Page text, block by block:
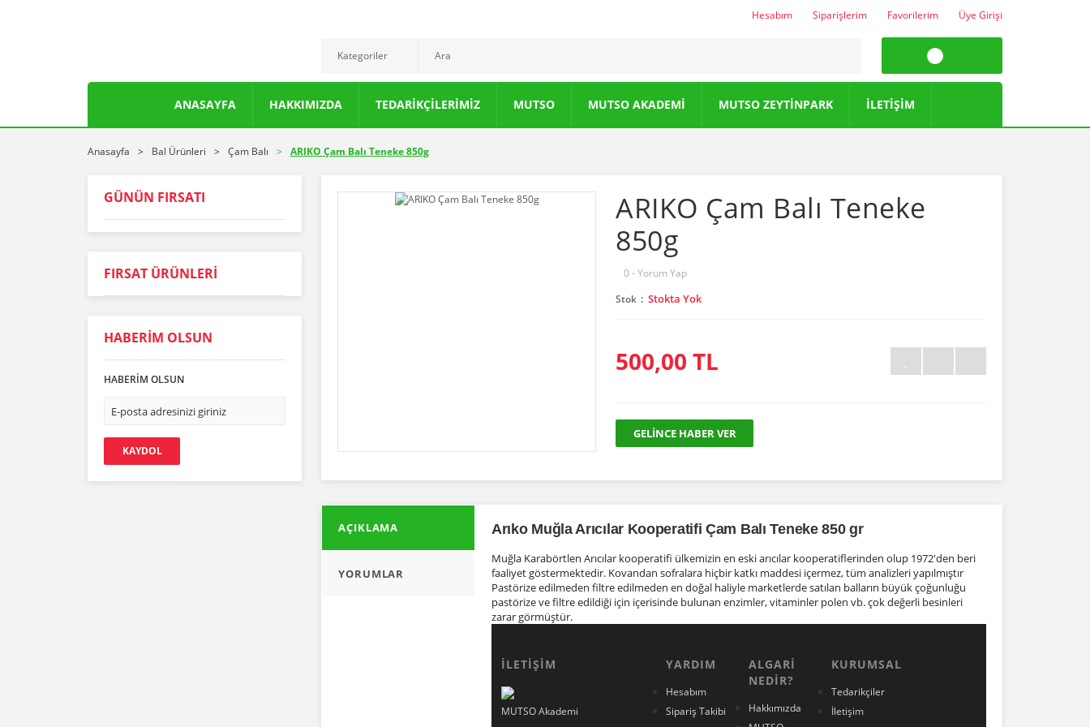
Hesabım Siparişlerim Favorilerim Üye Girişi
ANASAYFA HAKKIMIZDA TEDARİKÇİLERİMİZ MUTSO MUTSO AKADEMİ MUTSO ZEYTİNPARK İLETİŞİM
Anasayfa Bal Ürünleri Çam Balı ARIKO Çam Balı Teneke 850g
GÜNÜN FIRSATI
220,00 TL
Sepete Ekle
FIRSAT ÜRÜNLERİ
NARLIFE Nardanesi Nar Ekşisi 500 ml
330,00 TL
HABERİM OLSUN
HABERİM OLSUN
KAYDOL
ARIKO Çam Balı Teneke
850g
0 - Yorum Yap
Stok
Stokta Yok
500,00 TL
GELİNCE HABER VER
AÇIKLAMA
YORUMLAR
Arıko Muğla Arıcılar Kooperatifi Çam Balı Teneke 850 gr
Muğla Karabörtlen Arıcılar kooperatifi ülkemizin en eski arıcılar kooperatiflerinden olup 1972'den beri
faaliyet göstermektedir. Kovandan sofralara hiçbir katkı maddesi içermez, tüm analizleri yapılmıştır
Pastörize edilmeden filtre edilmeden en doğal haliyle marketlerde satılan balların büyük çoğunluğu
pastörize ve filtre edildiği için içerisinde bulunan enzimler, vitaminler polen vb. çok değerli besinleri
zarar görmüştür.
Bu ürüne ilk yorumu siz yapın!
Yorum Yaz
İLETİŞİM
MUTSO Akademi
YARDIM
Hesabım
Sipariş Takibi
ALGARİ
NEDİR?
Hakkımızda
KURUMSAL
Tedarikçiler
İletişim